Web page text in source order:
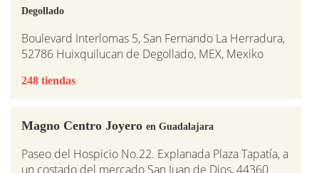
Degollado
Boulevard Interlomas 5, San Fernando La Herradura,
52786 Huixquilucan de Degollado, MEX, Mexiko
248 tiendas
Magno Centro Joyero en Guadalajara
Paseo del Hospicio No.22. Explanada Plaza Tapatía, a
un costado del mercado San Juan de Dios, 44360